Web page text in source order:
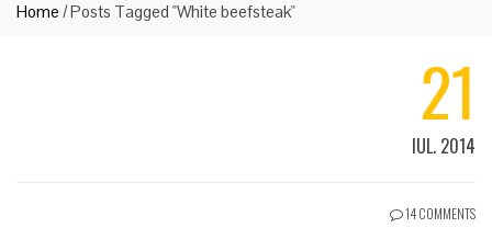
Home /Posts Tagged "White beefsteak"
21
IUL. 2014
14 COMMENTS